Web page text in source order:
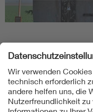
Folgen Sie uns